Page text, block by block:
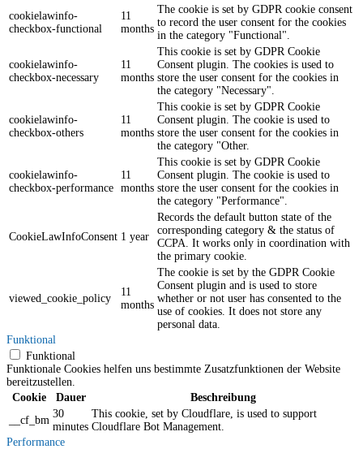
cookielawinfo-
checkbox-functional
11
months
The cookie is set by GDPR cookie consent
to record the user consent for the cookies
in the category "Functional".
cookielawinfo-
checkbox-necessary
11
months
This cookie is set by GDPR Cookie
Consent plugin. The cookies is used to
store the user consent for the cookies in
the category "Necessary".
cookielawinfo-
checkbox-others
11
months
This cookie is set by GDPR Cookie
Consent plugin. The cookie is used to
store the user consent for the cookies in
the category "Other.
cookielawinfo-
checkbox-performance
11
months
This cookie is set by GDPR Cookie
Consent plugin. The cookie is used to
store the user consent for the cookies in
the category "Performance".
CookieLawInfoConsent 1 year
Records the default button state of the
corresponding category & the status of
CCPA. It works only in coordination with
the primary cookie.
viewed_cookie_policy
11
months
The cookie is set by the GDPR Cookie
Consent plugin and is used to store
whether or not user has consented to the
use of cookies. It does not store any
personal data.
Funktional
Funktional
Funktionale Cookies helfen uns bestimmte Zusatzfunktionen der Website
bereitzustellen.
Cookie
Dauer
Beschreibung
__cf_bm
30
minutes
This cookie, set by Cloudflare, is used to support
Cloudflare Bot Management.
Performance